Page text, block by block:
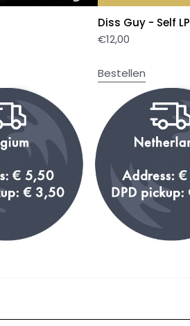
Diss Guy - Self LP
€12,00
Bestellen